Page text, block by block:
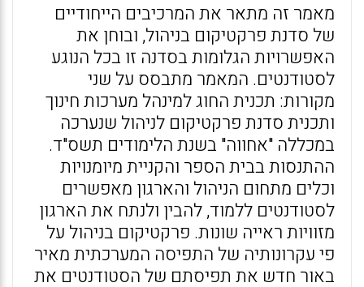
מאמר זה מתאר את המרכיבים הייחודיים
של סדנת פרקטיקום בניהול, ובוחן את
האפשרויות הגלומות בסדנה זו בכל הנוגע
לסטודנטים. המאמר מתבסס על שני
מקורות: תכנית החוג למינהל מערכות חינוך
ותכנית סדנת פרקטיקום לניהול שנערכה
במכללה "אחווה" בשנת הלימודים תשס"ד.
ההתנסות בבית הספר והקניית מיומנויות
וכלים מתחום הניהול והארגון מאפשרים
לסטודנטים ללמוד, להבין ולנתח את הארגון
מזוויות ראייה שונות. פרקטיקום בניהול על
פי עקרונותיה של התפיסה המערכתית מאיר
באור חדש את תפיסתם של הסטודנטים את